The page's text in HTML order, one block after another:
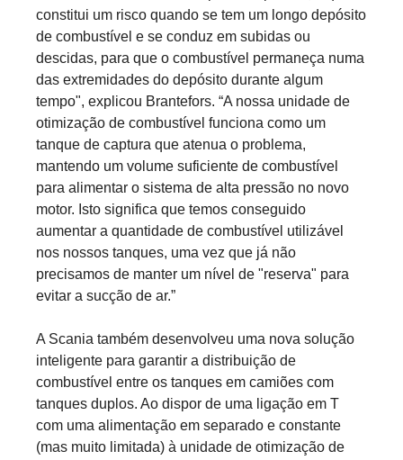
constitui um risco quando se tem um longo depósito
de combustível e se conduz em subidas ou
descidas, para que o combustível permaneça numa
das extremidades do depósito durante algum
tempo", explicou Brantefors. “A nossa unidade de
otimização de combustível funciona como um
tanque de captura que atenua o problema,
mantendo um volume suficiente de combustível
para alimentar o sistema de alta pressão no novo
motor. Isto significa que temos conseguido
aumentar a quantidade de combustível utilizável
nos nossos tanques, uma vez que já não
precisamos de manter um nível de "reserva" para
evitar a sucção de ar.”
A Scania também desenvolveu uma nova solução
inteligente para garantir a distribuição de
combustível entre os tanques em camiões com
tanques duplos. Ao dispor de uma ligação em T
com uma alimentação em separado e constante
(mas muito limitada) à unidade de otimização de